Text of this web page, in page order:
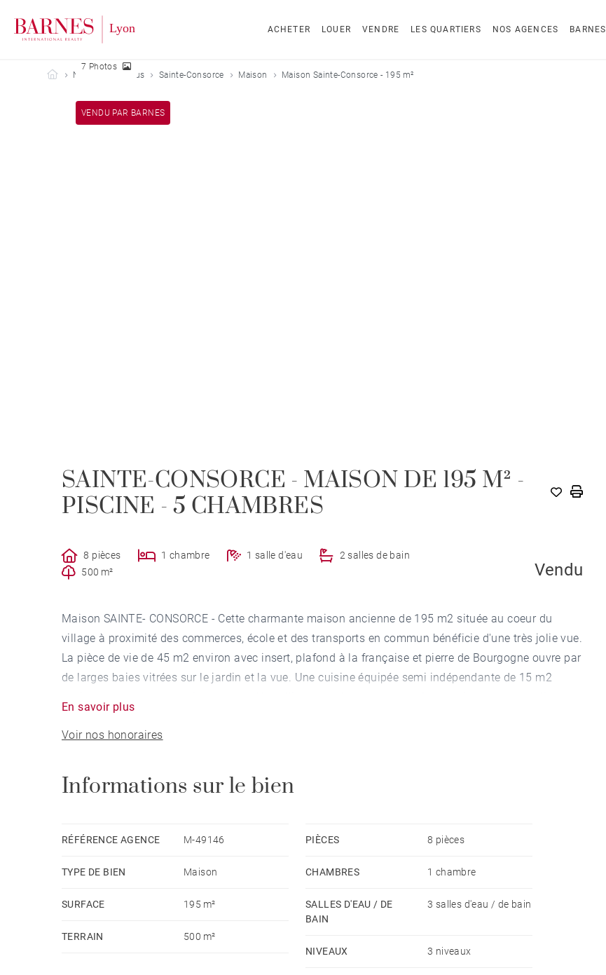
ACHETER LOUER VENDRE LES QUARTIERS NOS AGENCES BARNES
Barnes Lyon
Nos biens vendus Sainte-Consorce Maison Maison Sainte-Consorce - 195 m²
VENDU PAR BARNES
7 Photos
SAINTE-CONSORCE - MAISON DE 195 M² -
PISCINE - 5 CHAMBRES
8 pièces 1 chambre 1 salle d'eau
2 salles de bain
500 m²
Vendu
Maison SAINTE- CONSORCE - Cette charmante maison ancienne de 195 m2 située au coeur du
village à proximité des commerces, école et des transports en commun bénéficie d'une très jolie vue.
La pièce de vie de 45 m2 environ avec insert, plafond à la française et pierre de Bourgogne ouvre par
de larges baies vitrées sur le jardin et la vue. Une cuisine équipée semi indépendante de 15 m2
dessert une chambre parentale de 30 m2 environ avec dressing et salle de bain et un 1 bureau. Au
2eme étage, se trouvent 3 chambres, une salle de bain et une salle d'eau . Jordane OLAGNE - Agent
En savoir plus
Voir nos honoraires
Informations sur le bien
RÉFÉRENCE AGENCE M-49146
TYPE DE BIEN Maison
SURFACE 195 m²
TERRAIN 500 m²
PIÈCES 8 pièces
CHAMBRES 1 chambre
SALLES D'EAU / DE
BAIN
3 salles d'eau / de bain
NIVEAUX 3 niveaux